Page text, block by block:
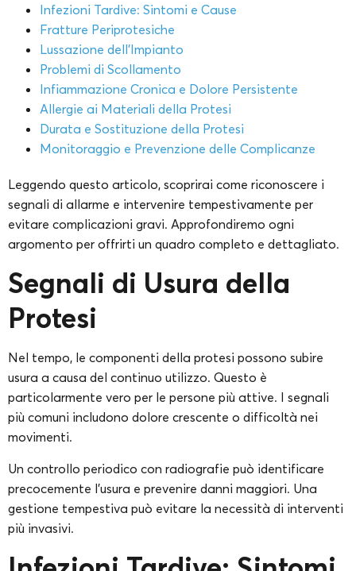
Infezioni Tardive: Sintomi e Cause
Fratture Periprotesiche
Lussazione dell’Impianto
Problemi di Scollamento
Infiammazione Cronica e Dolore Persistente
Allergie ai Materiali della Protesi
Durata e Sostituzione della Protesi
Monitoraggio e Prevenzione delle Complicanze
Leggendo questo articolo, scoprirai come riconoscere i
segnali di allarme e intervenire tempestivamente per
evitare complicazioni gravi. Approfondiremo ogni
argomento per offrirti un quadro completo e dettagliato.
Segnali di Usura della
Protesi
Nel tempo, le componenti della protesi possono subire
usura a causa del continuo utilizzo. Questo è
particolarmente vero per le persone più attive. I segnali
più comuni includono dolore crescente o difficoltà nei
movimenti.
Un controllo periodico con radiografie può identificare
precocemente l’usura e prevenire danni maggiori. Una
gestione tempestiva può evitare la necessità di interventi
più invasivi.